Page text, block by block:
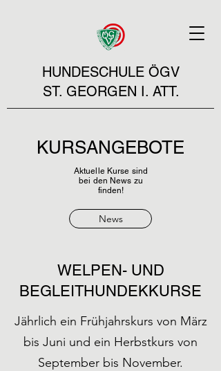
HUNDESCHULE ÖGV
ST. GEORGEN I. ATT.
KURSANGEBOTE
Aktuelle Kurse sind
bei den News zu
finden!
News
WELPEN- UND
BEGLEITHUNDEKKURSE
Jährlich ein Frühjahrskurs von März
bis Juni und ein Herbstkurs von
September bis November.